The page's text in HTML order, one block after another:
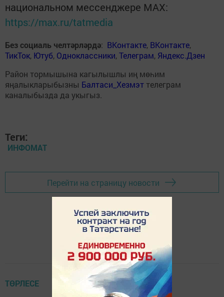
национальном мессенджере MАХ:
https://max.ru/tatmedia
Без социаль челтәрләрдә: ВКонтакте, ВКонтакте,
ТикТок, Ютуб, Одноклассники,Телеграм, Яндекс.Дзен
Район тормышына кагылышлы иң мөһим
яңалыкларыбызны Балтаси_Хезмэт телеграм
каналыбызда да укыгыз.
Теги:
ИНФОМАТ
Перейти на страницу новости
ТӨРЛЕСЕ